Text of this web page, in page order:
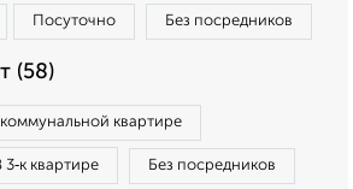
Посуточно Без посредников
(58)
коммунальной квартире
3‑к квартире Без посредников